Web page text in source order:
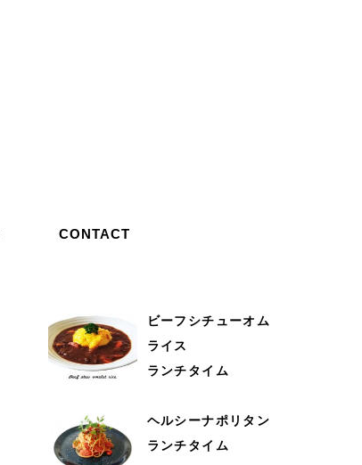
CONTACT
ビーフシチューオム
ライス
ランチタイム
ヘルシーナポリタン
ランチタイム